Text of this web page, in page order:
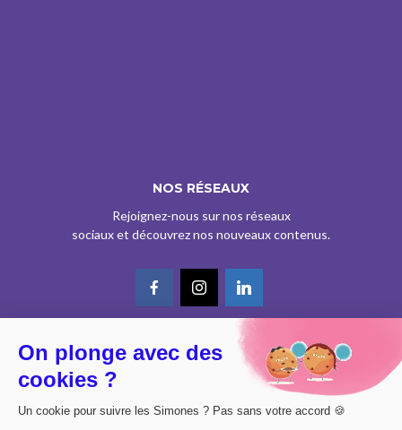
NOS RÉSEAUX
Rejoignez-nous sur nos réseaux
sociaux et découvrez nos nouveaux contenus.
© CE SITE EST AGRÉÉ COMME SERVICE DE PRESSE EN LIGNE PAR LA
CPPAP SOUS LE N° 0626 Z 93934 (IPG ART.39BISA CGI)
On plonge avec des
cookies ?
Un cookie pour suivre les Simones ? Pas sans votre accord 🍪